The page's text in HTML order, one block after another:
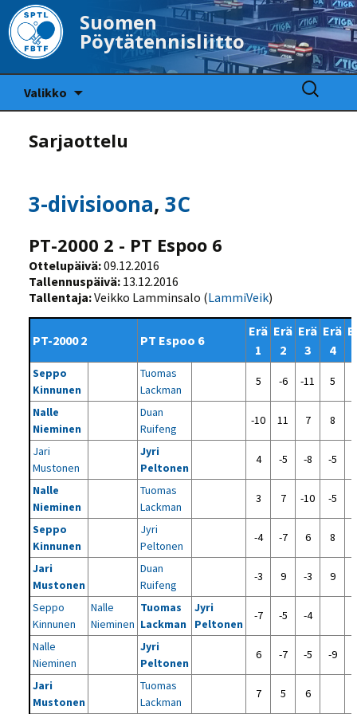
Suomen
Pöytätennisliitto
Valikko
Haku:
Sarjaottelu
3-divisioona,3C
PT-2000 2 - PT Espoo 6
Ottelupäivä:09.12.2016
Tallennuspäivä: 13.12.2016
Tallentaja:Veikko Lamminsalo (LammiVeik)
PT-2000 2 PT Espoo 6
Erä
1
Erä
2
Erä
3
Erä
4
Seppo
Kinnunen
Tuomas
Lackman
5 -6 -11 5
Nalle
Nieminen
Duan
Ruifeng
-10 11 7 8
Jari
Mustonen
Jyri
Peltonen
4 -5 -8 -5
Nalle
Nieminen
Tuomas
Lackman
3 7 -10 -5
Seppo
Kinnunen
Jyri
Peltonen
-4 -7 6 8
Jari
Mustonen
Duan
Ruifeng
-3 9 -3 9
Seppo
Kinnunen
Nalle
Nieminen
Tuomas
Lackman
Jyri
Peltonen
-7 -5 -4
Nalle
Nieminen
Jyri
Peltonen
6 -7 -5 -9
Jari
Mustonen
Tuomas
Lackman
7 5 6